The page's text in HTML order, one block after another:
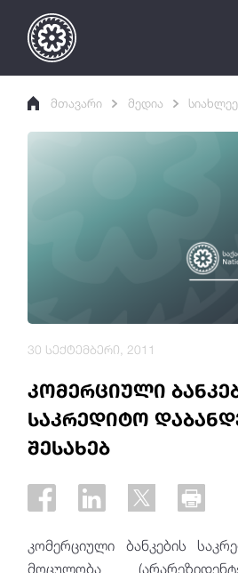
მთავარი მედია
კომერციული
საკრედიტო
შესახებ
30 სექტემბერი, 2011
კომერციული ბანკების
მოცულობა